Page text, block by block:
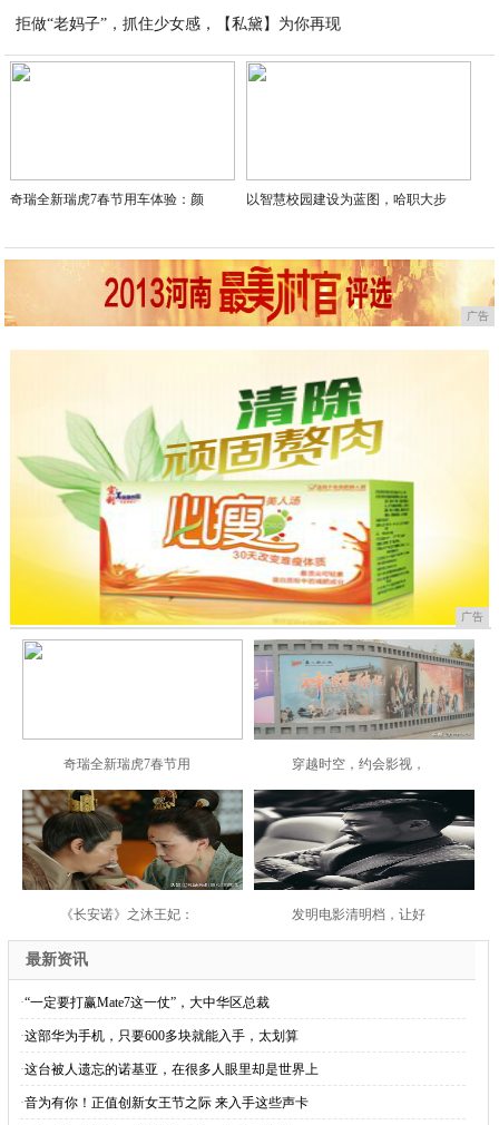
拒做“老妈子”，抓住少女感，【私黛】为你再现
2021-03-04
奇瑞全新瑞虎7春节用车体验：颜 以智慧校园建设为蓝图，哈职大步
广告
广告
奇瑞全新瑞虎7春节用 穿越时空，约会影视，
《长安诺》之沐王妃： 发明电影清明档，让好
最新资讯
·“一定要打赢Mate7这一仗”，大中华区总裁
·这部华为手机，只要600多块就能入手，太划算
·这台被人遗忘的诺基亚，在很多人眼里却是世界上
·音为有你！正值创新女王节之际 来入手这些声卡